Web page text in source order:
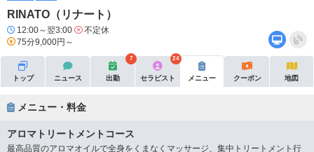
RINATO（リナート）
12:00～翌3:00
不定休
75分9,000円～
トップ ニュース 出勤
7
セラピスト
24
メニュー クーポン 地図
メニュー・料金
アロマトリートメントコース
最高品質のアロマオイルで全身をくまなくマッサージ、集中トリートメント行